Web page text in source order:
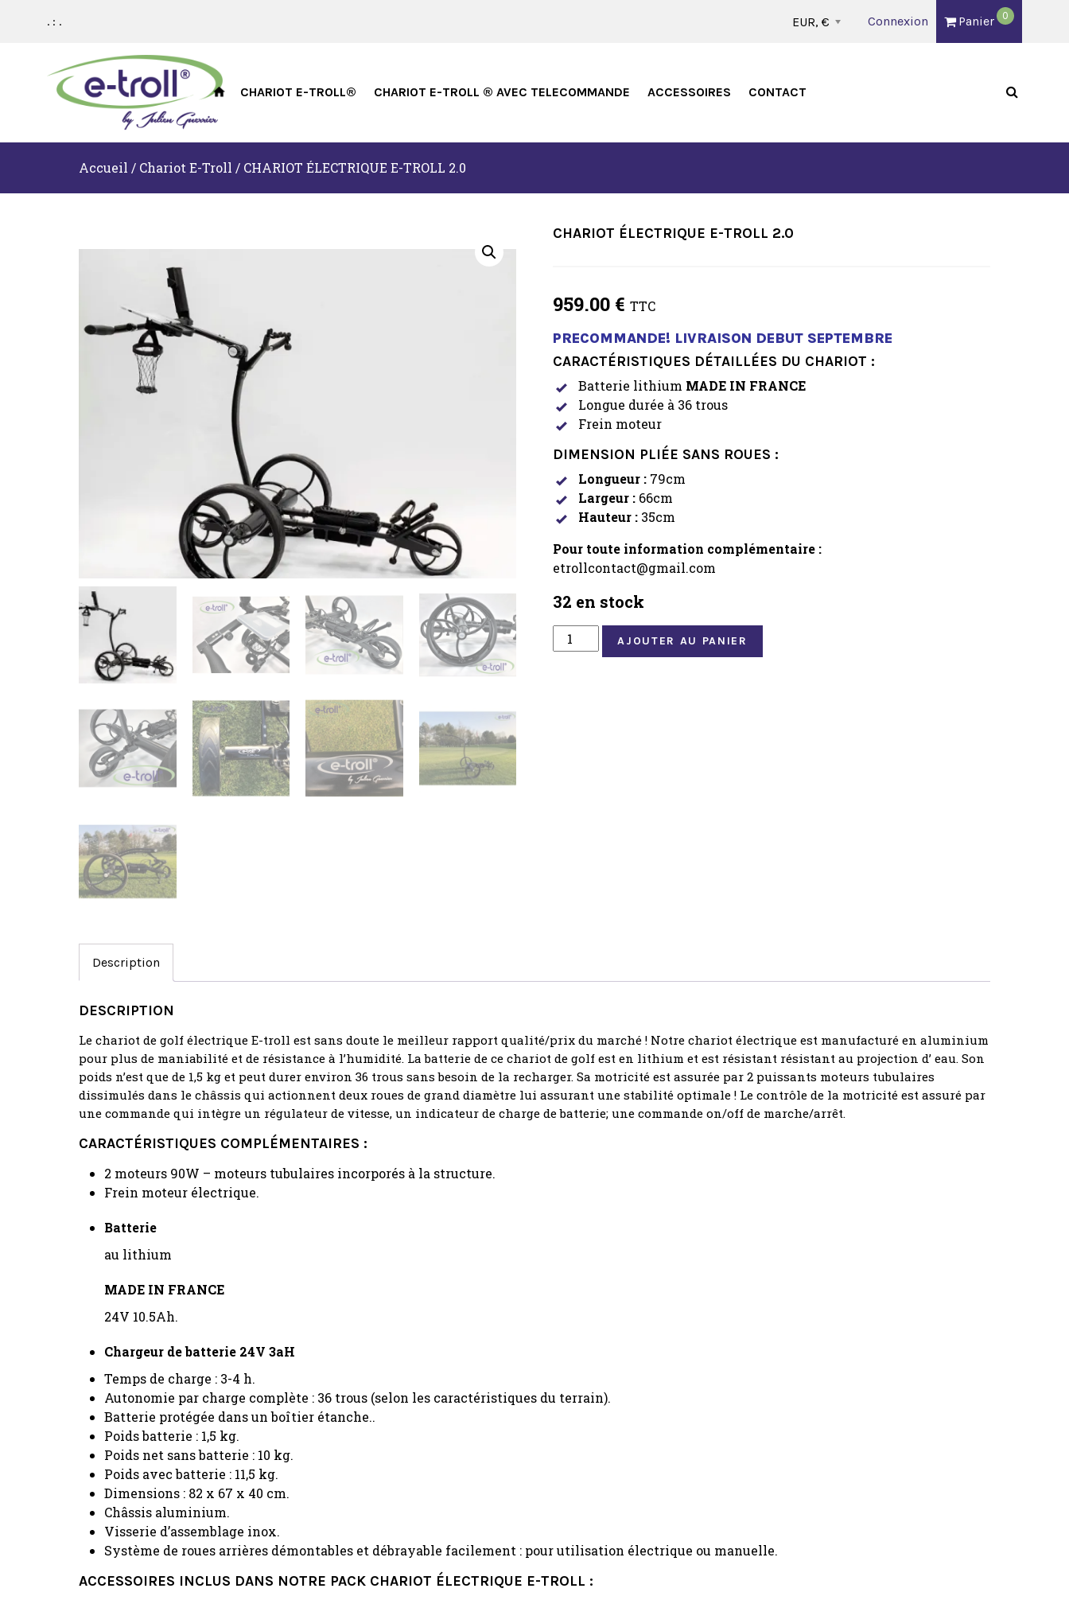
. : . EUR, € Connexion Panier 0
CHARIOT E-TROLL® CHARIOT E-TROLL ® AVEC TELECOMMANDE ACCESSOIRES CONTACT
Accueil / Chariot E-Troll / CHARIOT ÉLECTRIQUE E-TROLL 2.0
CHARIOT ÉLECTRIQUE E-TROLL 2.0
959.00 € TTC
PRECOMMANDE! LIVRAISON DEBUT SEPTEMBRE
CARACTÉRISTIQUES DÉTAILLÉES DU CHARIOT :
Batterie lithium MADE IN FRANCE
Longue durée à 36 trous
Frein moteur
DIMENSION PLIÉE SANS ROUES :
Longueur :79cm
Largeur :66cm
Hauteur :35cm
Pour toute information complémentaire :
etrollcontact@gmail.com
32 en stock
quantité
de
AJOUTER AU PANIER
Description
DESCRIPTION
Le chariot de golf électrique E-troll est sans doute le meilleur rapport qualité/prix du marché ! Notre chariot électrique est manufacturé en aluminium
pour plus de maniabilité et de résistance à l’humidité. La batterie de ce chariot de golf est en lithium et est résistant résistant au projection d’ eau. Son
poids n’est que de 1,5 kg et peut durer environ 36 trous sans besoin de la recharger. Sa motricité est assurée par 2 puissants moteurs tubulaires
dissimulés dans le châssis qui actionnent deux roues de grand diamètre lui assurant une stabilité optimale ! Le contrôle de la motricité est assuré par
une commande qui intègre un régulateur de vitesse, un indicateur de charge de batterie; une commande on/off de marche/arrêt.
CARACTÉRISTIQUES COMPLÉMENTAIRES :
2 moteurs 90W – moteurs tubulaires incorporés à la structure.
Frein moteur électrique.
Batterie
au lithium
MADE IN FRANCE
24V 10.5Ah.
Chargeur de batterie 24V 3aH
Temps de charge : 3-4 h.
Autonomie par charge complète : 36 trous (selon les caractéristiques du terrain).
Batterie protégée dans un boîtier étanche..
Poids batterie : 1,5 kg.
Poids net sans batterie : 10 kg.
Poids avec batterie : 11,5 kg.
Dimensions : 82 x 67 x 40 cm.
Châssis aluminium.
Visserie d’assemblage inox.
Système de roues arrières démontables et débrayable facilement : pour utilisation électrique ou manuelle.
ACCESSOIRES INCLUS DANS NOTRE PACK CHARIOT ÉLECTRIQUE E-TROLL :